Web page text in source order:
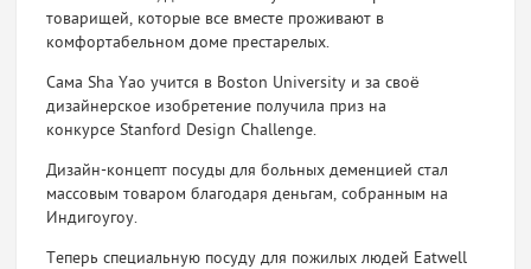
товарищей, которые все вместе проживают в
комфортабельном доме престарелых.
Сама Sha Yao учится в Boston University и за своё
дизайнерское изобретение получила приз на
конкурсе Stanford Design Challenge.
Дизайн-концепт посуды для больных деменцией стал
массовым товаром благодаря деньгам, собранным на
Индигоугоу.
Теперь специальную посуду для пожилых людей Eatwell